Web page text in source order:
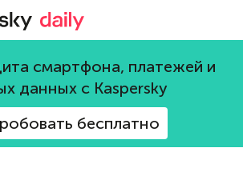
Блог Касперского
смартфона, платежей и
данных с Kaspersky
бесплатно